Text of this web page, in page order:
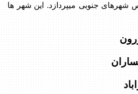
جنوبی میپردازد. این شهر ها